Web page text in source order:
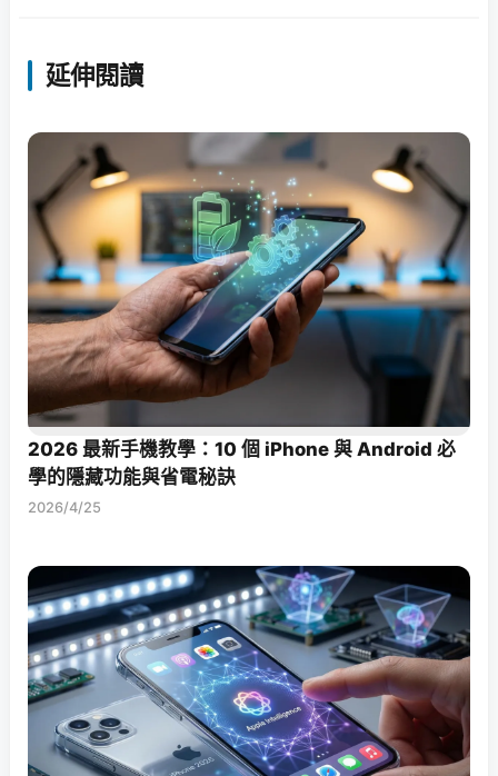
延伸閱讀
2026 最新手機教學：10 個 iPhone 與 Android 必
學的隱藏功能與省電秘訣
2026/4/25